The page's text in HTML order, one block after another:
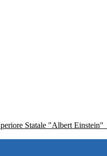
Statale "Albert Einstein"